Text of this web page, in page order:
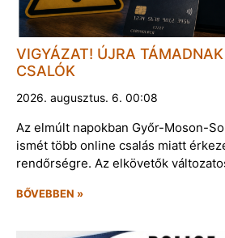
VIGYÁZAT! ÚJRA
CSALÓK
2026. augusztus. 6. 00:08
Az elmúlt napokban Győr-Moson-
ismét több online csalás miatt
rendőrségre. Az elkövetők
BŐVEBBEN »